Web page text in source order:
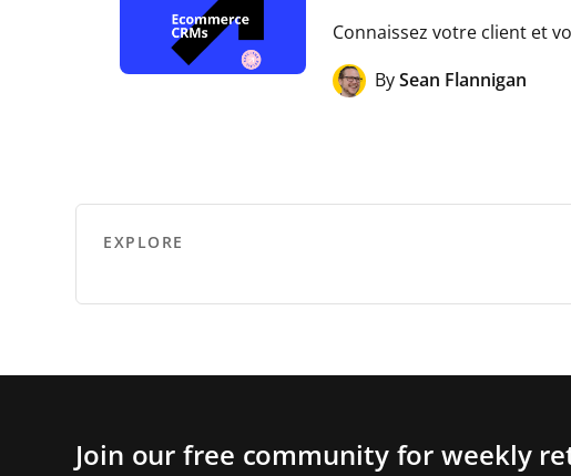
Connaissez votre client et
By Sean Flannigan
EXPLORE
Join our free community for weekly